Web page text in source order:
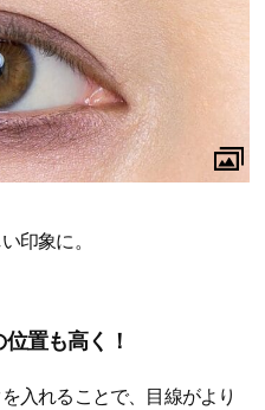
印象に。
置も高く！
入れることで、目線がより